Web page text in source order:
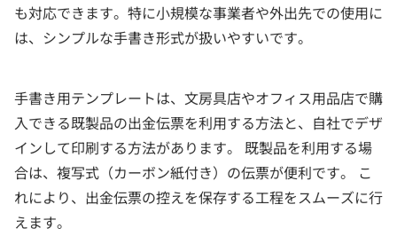
も対応できます。特に小規模な事業者や外出先での使用に
は、シンプルな手書き形式が扱いやすいです。
手書き用テンプレートは、文房具店やオフィス用品店で購
入できる既製品の出金伝票を利用する方法と、自社でデザ
インして印刷する方法があります。 既製品を利用する場
合は、複写式（カーボン紙付き）の伝票が便利です。 こ
れにより、出金伝票の控えを保存する工程をスムーズに行
えます。